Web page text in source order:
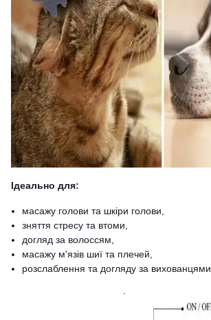
Ідеально для:
масажу голови та шкіри голови,
зняття стресу та втоми,
догляд за волоссям,
масажу м'язів шиї та плечей,
розслаблення та догляду за вихованцями.